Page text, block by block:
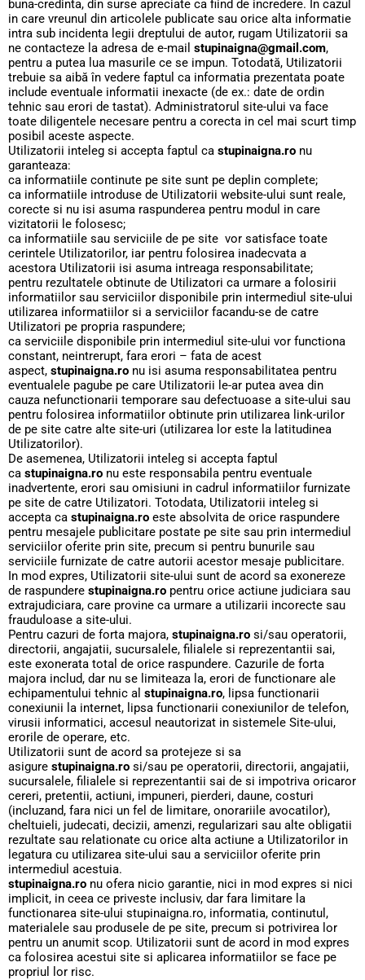
buna-credinta, din surse apreciate ca fiind de incredere. In cazul
in care vreunul din articolele publicate sau orice alta informatie
intra sub incidenta legii dreptului de autor, rugam Utilizatorii sa
ne contacteze la adresa de e-mail stupinaigna@gmail.com,
pentru a putea lua masurile ce se impun. Totodată, Utilizatorii
trebuie sa aibă în vedere faptul ca informatia prezentata poate
include eventuale informatii inexacte (de ex.: date de ordin
tehnic sau erori de tastat). Administratorul site-ului va face
toate diligentele necesare pentru a corecta in cel mai scurt timp
posibil aceste aspecte.
Utilizatorii inteleg si accepta faptul ca stupinaigna.ro nu
garanteaza:
ca informatiile continute pe site sunt pe deplin complete;
ca informatiile introduse de Utilizatorii website-ului sunt reale,
corecte si nu isi asuma raspunderea pentru modul in care
vizitatorii le folosesc;
ca informatiile sau serviciile de pe site vor satisface toate
cerintele Utilizatorilor, iar pentru folosirea inadecvata a
acestora Utilizatorii isi asuma intreaga responsabilitate;
pentru rezultatele obtinute de Utilizatori ca urmare a folosirii
informatiilor sau serviciilor disponibile prin intermediul site-ului
utilizarea informatiilor si a serviciilor facandu-se de catre
Utilizatori pe propria raspundere;
ca serviciile disponibile prin intermediul site-ului vor functiona
constant, neintrerupt, fara erori – fata de acest
aspect, stupinaigna.ro nu isi asuma responsabilitatea pentru
eventualele pagube pe care Utilizatorii le-ar putea avea din
cauza nefunctionarii temporare sau defectuoase a site-ului sau
pentru folosirea informatiilor obtinute prin utilizarea link-urilor
de pe site catre alte site-uri (utilizarea lor este la latitudinea
Utilizatorilor).
De asemenea, Utilizatorii inteleg si accepta faptul
ca stupinaigna.ro nu este responsabila pentru eventuale
inadvertente, erori sau omisiuni in cadrul informatiilor furnizate
pe site de catre Utilizatori. Totodata, Utilizatorii inteleg si
accepta ca stupinaigna.ro este absolvita de orice raspundere
pentru mesajele publicitare postate pe site sau prin intermediul
serviciilor oferite prin site, precum si pentru bunurile sau
serviciile furnizate de catre autorii acestor mesaje publicitare.
In mod expres, Utilizatorii site-ului sunt de acord sa exonereze
de raspundere stupinaigna.ro pentru orice actiune judiciara sau
extrajudiciara, care provine ca urmare a utilizarii incorecte sau
frauduloase a site-ului.
Pentru cazuri de forta majora, stupinaigna.ro si/sau operatorii,
directorii, angajatii, sucursalele, filialele si reprezentantii sai,
este exonerata total de orice raspundere. Cazurile de forta
majora includ, dar nu se limiteaza la, erori de functionare ale
echipamentului tehnic al stupinaigna.ro, lipsa functionarii
conexiunii la internet, lipsa functionarii conexiunilor de telefon,
virusii informatici, accesul neautorizat in sistemele Site-ului,
erorile de operare, etc.
Utilizatorii sunt de acord sa protejeze si sa
asigure stupinaigna.ro si/sau pe operatorii, directorii, angajatii,
sucursalele, filialele si reprezentantii sai de si impotriva oricaror
cereri, pretentii, actiuni, impuneri, pierderi, daune, costuri
(incluzand, fara nici un fel de limitare, onorariile avocatilor),
cheltuieli, judecati, decizii, amenzi, regularizari sau alte obligatii
rezultate sau relationate cu orice alta actiune a Utilizatorilor in
legatura cu utilizarea site-ului sau a serviciilor oferite prin
intermediul acestuia.
stupinaigna.ro nu ofera nicio garantie, nici in mod expres si nici
implicit, in ceea ce priveste inclusiv, dar fara limitare la
functionarea site-ului stupinaigna.ro, informatia, continutul,
materialele sau produsele de pe site, precum si potrivirea lor
pentru un anumit scop. Utilizatorii sunt de acord in mod expres
ca folosirea acestui site si aplicarea informatiilor se face pe
propriul lor risc.